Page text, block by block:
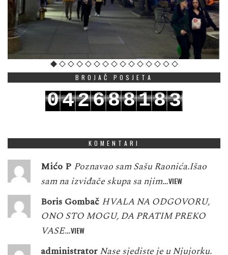
BROJAČ POSJETA
042688183
KOMENTARI
Mićo P Poznavao sam Sašu Raonića.Išao
sam na izviđače skupa sa njim…VIEW
Boris Gombač HVALA NA ODGOVORU,
ONO STO MOGU, DA PRATIM PREKO
VASE…VIEW
administrator Nase sjediste je u Njujorku.